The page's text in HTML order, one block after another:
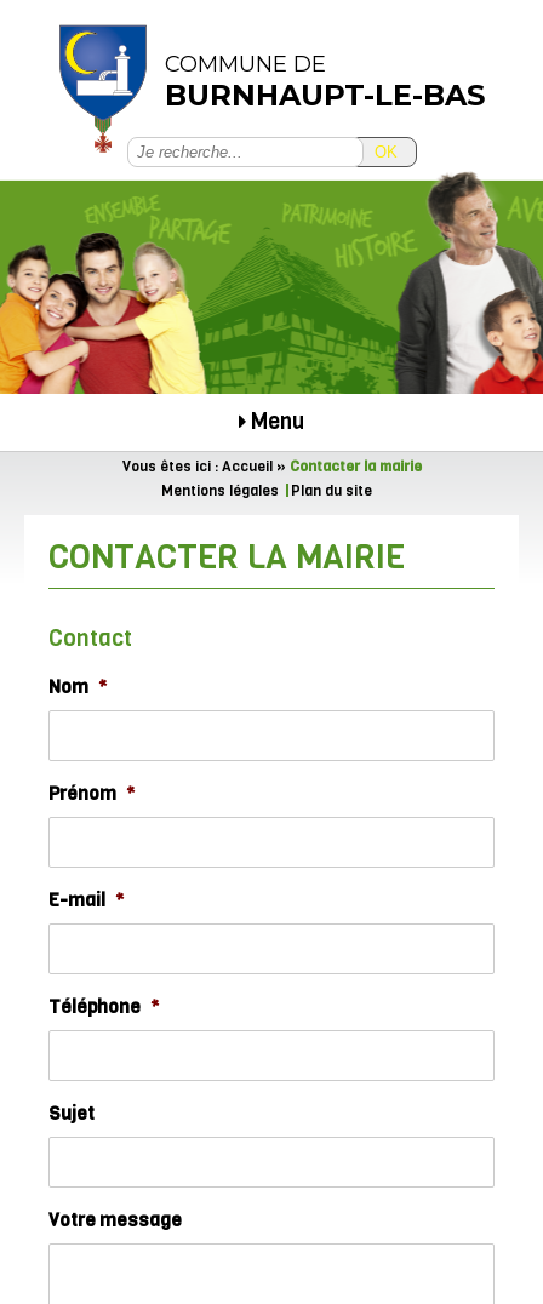
COMMUNE DE
BURNHAUPT-LE-BAS
OK
Menu
Vous êtes ici :Accueil» Contacter la mairie
Mentions légales
Plan du site
CONTACTER LA MAIRIE
Contact
Nom *
Prénom *
E-mail *
Téléphone *
Sujet
Votre message